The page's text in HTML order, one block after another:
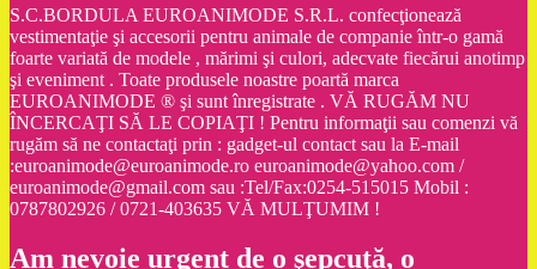
S.C.BORDULA EUROANIMODE S.R.L. confecţionează
vestimentaţie şi accesorii pentru animale de companie într-o gamă
foarte variată de modele , mărimi şi culori, adecvate fiecărui anotimp
şi eveniment . Toate produsele noastre poartă marca
EUROANIMODE ® şi sunt înregistrate . VĂ RUGĂM NU
ÎNCERCAŢI SĂ LE COPIAŢI ! Pentru informaţii sau comenzi vă
rugăm să ne contactaţi prin : gadget-ul contact sau la E-mail
:euroanimode@euroanimode.ro euroanimode@yahoo.com /
euroanimode@gmail.com sau :Tel/Fax:0254-515015 Mobil :
0787802926 / 0721-403635 VĂ MULŢUMIM !
Am nevoie urgent de o şepcuţă, o